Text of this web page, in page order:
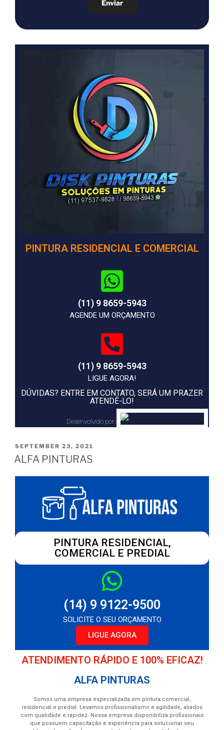
PINTURA RESIDENCIAL E COMERCIAL
(11) 9 8659-5943
AGENDE UM ORÇAMENTO
(11) 9 8659-5943
LIGUE AGORA!
DÚVIDAS? ENTRE EM CONTATO, SERÁ UM PRAZER
ATENDÊ-LO!
Desenvolvido por:
SEPTEMBER 23, 2021
ALFA PINTURAS
PINTURA RESIDENCIAL,
COMERCIAL E PREDIAL
(14) 9 9122-9500
SOLICITE O SEU ORÇAMENTO
LIGUE AGORA
ATENDIMENTO RÁPIDO E 100% EFICAZ!
ALFA PINTURAS
Somos uma empresa especializada em pintura comercial,
residencial e predial. Levamos profissionalismo e agilidade, aliados
com qualidade e rapidez. Nossa empresa disponibiliza profissionais
que possuem capacitação e experiência para solucionar seu